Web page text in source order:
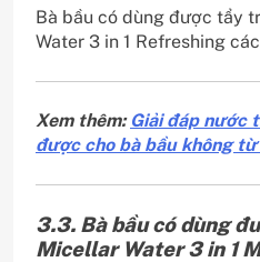
Bà bầu có dùng được tẩy
Water 3 in 1 Refreshing
Xem thêm: Giải đáp nước
được cho bà bầu không
3.3. Bà bầu có dùng
Micellar Water 3 in 1